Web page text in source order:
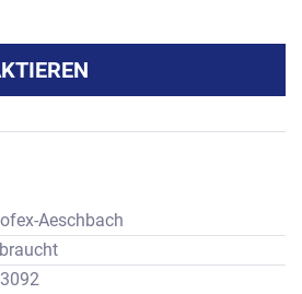
Aeschbach